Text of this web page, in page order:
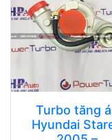
Turbo tăng
Hyundai